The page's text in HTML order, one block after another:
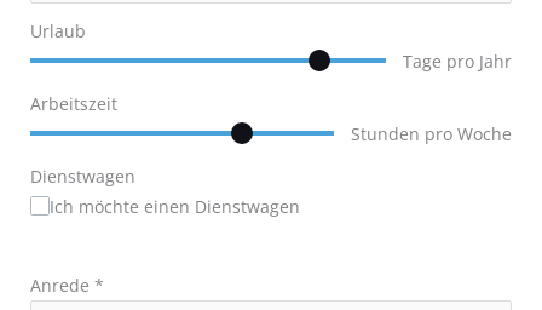
Urlaub
Tage pro Jahr
Arbeitszeit
Stunden pro Woche
Dienstwagen
Ich möchte einen Dienstwagen
Anrede *